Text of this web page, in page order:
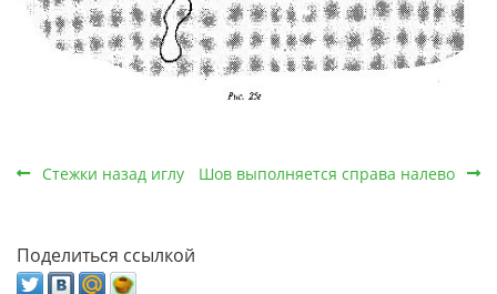
Стежки назад иглу Шов выполняется справа налево
Поделиться ссылкой